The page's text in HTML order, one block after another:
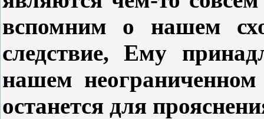
вспомним о нашем
следствие, Ему
нашем
останется для